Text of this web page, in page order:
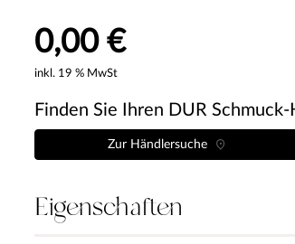
0,00 €
inkl. 19 % MwSt
Finden Sie Ihren DUR
Zur Händlersuche
Eigenschaften